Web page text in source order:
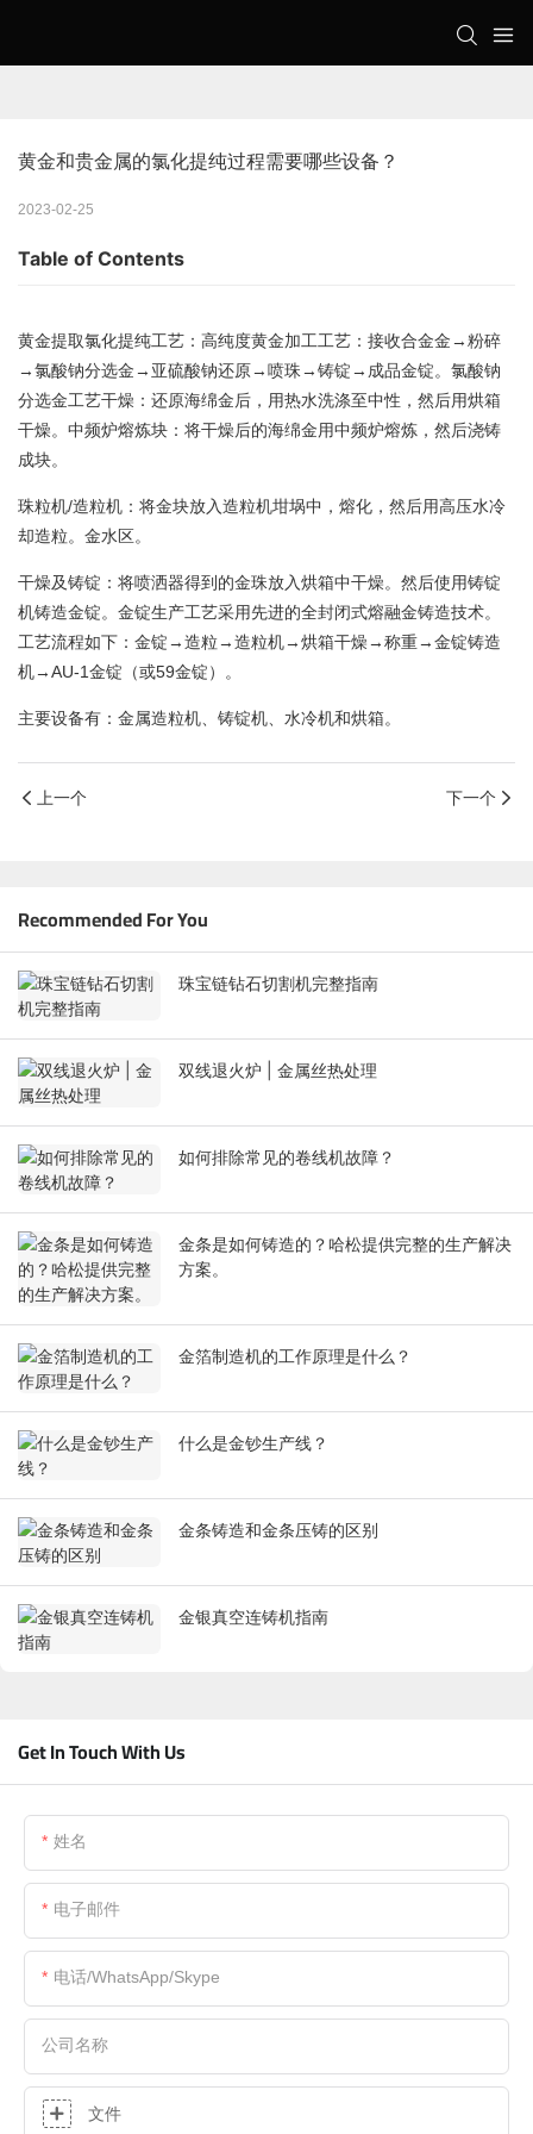
黄金和贵金属的氯化提纯过程需要哪些设备？
2023-02-25
Table of Contents
黄金提取氯化提纯工艺：高纯度黄金加工工艺：接收合金金→粉碎
→氯酸钠分选金→亚硫酸钠还原→喷珠→铸锭→成品金锭。氯酸钠
分选金工艺干燥：还原海绵金后，用热水洗涤至中性，然后用烘箱
干燥。中频炉熔炼块：将干燥后的海绵金用中频炉熔炼，然后浇铸
成块。
珠粒机/造粒机 ：将金块放入造粒机坩埚中，熔化，然后用高压水冷
却造粒。金水区。
干燥及铸锭：将喷洒器得到的金珠放入烘箱中干燥。然后使用铸锭
机铸造金锭。金锭生产工艺采用先进的全封闭式熔融金铸造技术。
工艺流程如下： 金锭→造粒→造粒机→烘箱干燥→称重→金锭铸造
机→AU-1金锭（或59金锭）。
主要设备有：金属造粒机、铸锭机、水冷机和烘箱。
上一个 下一个
Recommended For You
珠宝链钻石切割机完整指南
双线退火炉 | 金属丝热处理
如何排除常见的卷线机故障？
金条是如何铸造的？哈松提供完整的生产解决
方案。
金箔制造机的工作原理是什么？
什么是金钞生产线？
金条铸造和金条压铸的区别
金银真空连铸机指南
Get In Touch With Us
姓名
电子邮件
电话/WhatsApp/Skype
公司名称
文件